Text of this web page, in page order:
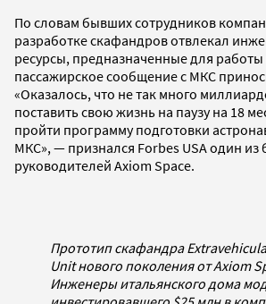
По словам бывших сотрудников
разработке скафандров отвлекал
ресурсы, предназначенные для работы
пассажирское сообщение с МКС
«Оказалось, что не так много
поставить свою жизнь на паузу на 18
пройти программу подготовки
МКС», — признался Forbes USA один
руководителей Axiom Space.
Прототип скафандра
Unit нового поколения от Axiom
Инженеры итальянского дома